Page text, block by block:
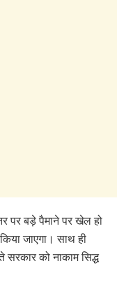
पर बड़े पैमाने पर खेल हो
जाएगा। साथ ही
सरकार को नाकाम सिद्ध